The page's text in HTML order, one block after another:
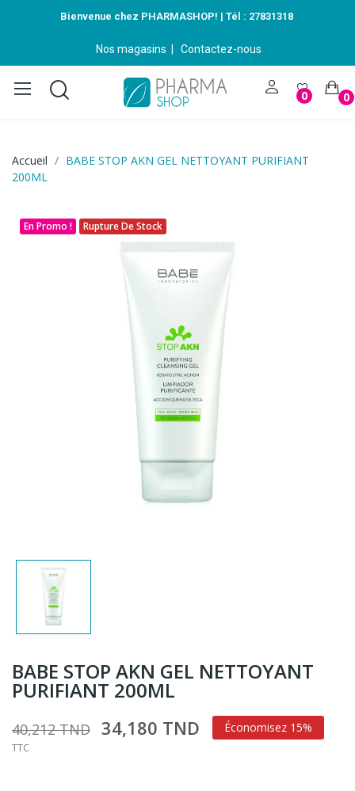
Bienvenue chez PHARMASHOP! | Tél : 27831318
Nos magasins Contactez-nous
0 0
Accueil
BABE STOP AKN GEL NETTOYANT PURIFIANT
200ML
En Promo ! Rupture De Stock
BABE STOP AKN GEL NETTOYANT
PURIFIANT 200ML
40,212 TND 34,180 TND Économisez 15%
TTC